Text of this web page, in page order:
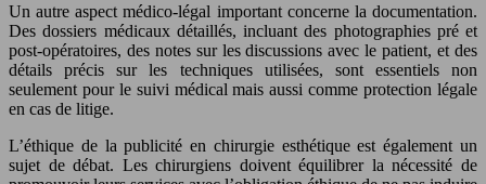
Un autre aspect médico-légal important concerne la documentation.
Des dossiers médicaux détaillés, incluant des photographies pré et
post-opératoires, des notes sur les discussions avec le patient, et des
détails précis sur les techniques utilisées, sont essentiels non
seulement pour le suivi médical mais aussi comme protection légale
en cas de litige.
L’éthique de la publicité en chirurgie esthétique est également un
sujet de débat. Les chirurgiens doivent équilibrer la nécessité de